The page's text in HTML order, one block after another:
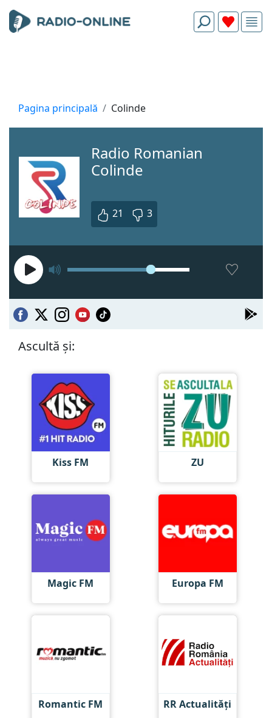
Pagina principală Colinde
Radio Romanian
Colinde
21 3
Ascultă și:
Kiss FM ZU
Magic FM Europa FM
Romantic FM RR Actualități